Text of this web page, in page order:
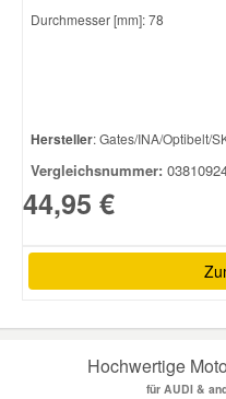
Durchmesser [mm]: 78
Hersteller: Gates/INA/Optibelt/
Vergleichsnummer:
44,95 €
Hochwertige
für AUDI &